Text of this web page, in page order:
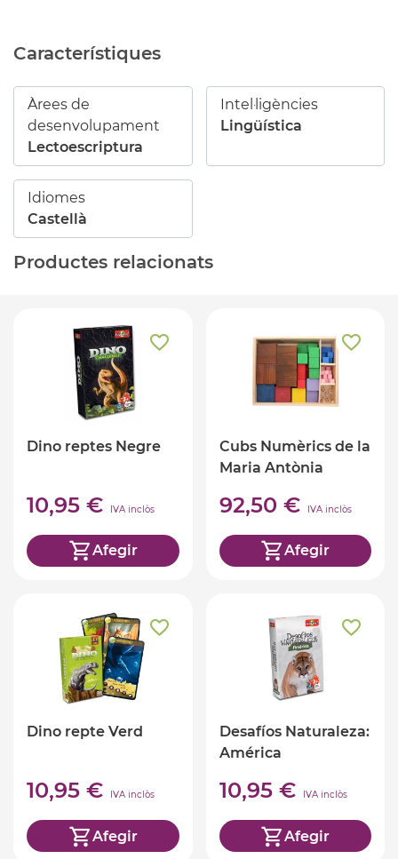
Característiques
Àrees de
desenvolupament
Lectoescriptura
Intel·ligències
Lingüística
Idiomes
Castellà
Productes relacionats
Dino reptes Negre
10,95 € IVA inclòs
Afegir
Cubs Numèrics de la
Maria Antònia
92,50 € IVA inclòs
Afegir
Dino repte Verd
10,95 € IVA inclòs
Afegir
Desafíos Naturaleza:
América
10,95 € IVA inclòs
Afegir